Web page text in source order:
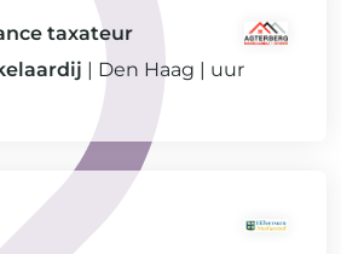
taxateur
Den Haag
uur